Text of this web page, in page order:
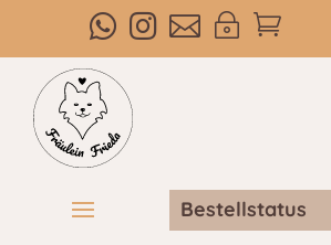

~



Bestellstatus